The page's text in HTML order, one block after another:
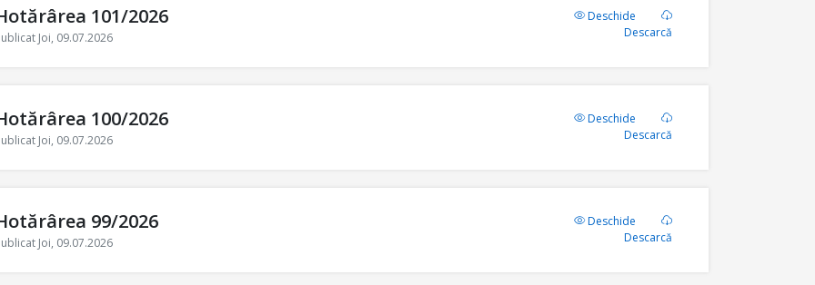
101/2026
Joi, 09.07.2026
Deschide
Descarcă
100/2026
Joi, 09.07.2026
Deschide
Descarcă
99/2026
Joi, 09.07.2026
Deschide
Descarcă